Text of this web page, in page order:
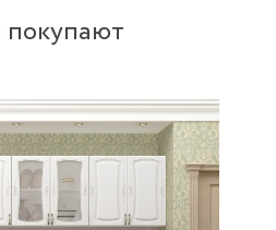
покупают